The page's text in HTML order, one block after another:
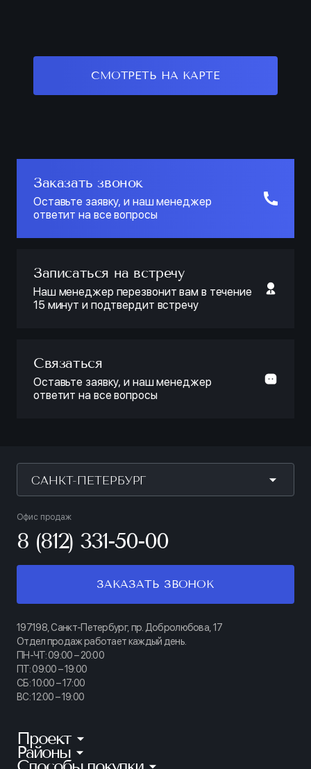
СМОТРЕТЬ НА КАРТЕ
Заказать звонок
Оставьте заявку, и наш менеджер
ответит на все вопросы
Записаться на встречу
Наш менеджер перезвонит вам в течение
15 минут и подтвердит встречу
Связаться
Оставьте заявку, и наш менеджер
ответит на все вопросы
САНКТ-ПЕТЕРБУРГ
Офис продаж
8 (812) 331-50-00
ЗАКАЗАТЬ ЗВОНОК
197198, Санкт-Петербург, пр. Добролюбова, 17
Отдел продаж работает каждый день.
ПН-ЧТ: 09:00 – 20:00
ПТ: 09:00 – 19:00
СБ: 10:00 – 17:00
ВС: 12:00 – 19:00
Проект
КИНОПАРК
Районы
Калининский